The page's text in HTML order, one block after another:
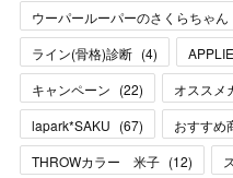
ウーパールーパーのさくらちゃん
ライン(骨格)診断 (4)
キャンペーン (22) オススメ
lapark*SAKU (67) おすすめ
THROWカラー 米子 (12)